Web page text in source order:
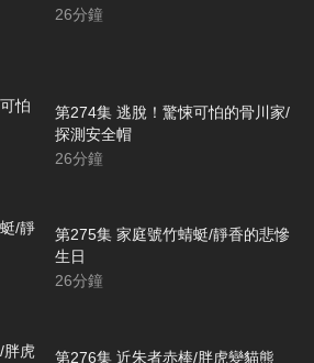
26分鐘
第274集 逃脫！驚悚可怕的骨川家/
探測安全帽
26分鐘
第275集 家庭號竹蜻蜓/靜香的悲慘
生日
26分鐘
第276集 近朱者赤棒/胖虎變貓熊